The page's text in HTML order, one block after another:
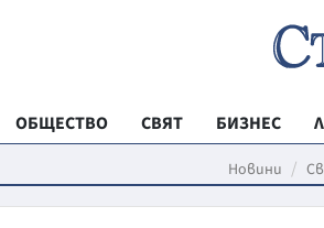
ОБЩЕСТВО СВЯТ БИЗНЕС
Новини